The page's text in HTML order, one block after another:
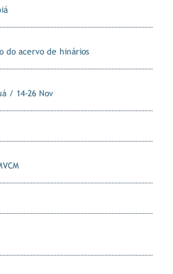
do acervo de hinários
/ 14-26 Nov